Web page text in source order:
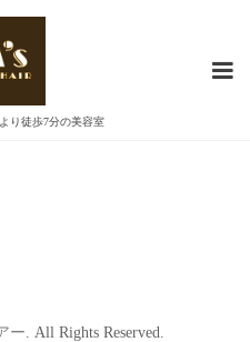
り徒歩7分の美容室
ー . All Rights Reserved.